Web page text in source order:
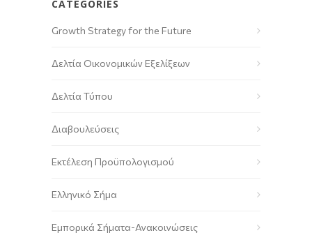
CATEGORIES
Growth Strategy for the Future
Δελτία Οικονομικών Εξελίξεων
Δελτία Τύπου
Διαβουλεύσεις
Εκτέλεση Προϋπολογισμού
Ελληνικό Σήμα
Εμπορικά Σήματα-Ανακοινώσεις